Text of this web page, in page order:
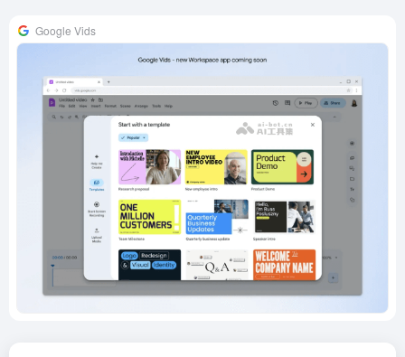
Google Vids